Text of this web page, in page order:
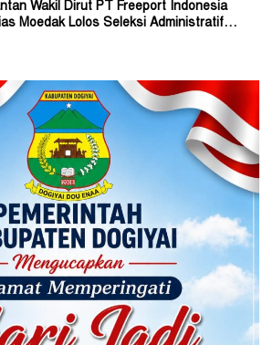
Wakil Dirut PT Freeport Indonesia
Moedak Lolos Seleksi Administratif